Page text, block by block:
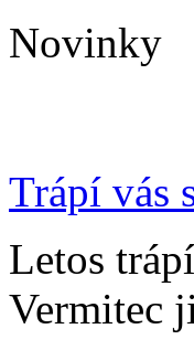
Novinky
Trápí vás
Letos
Vermitec